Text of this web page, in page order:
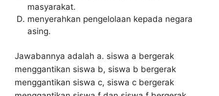
masyarakat.
menyerahkan pengelolaan kepada negara
asing.
Jawabannya adalah a. siswa a bergerak
menggantikan siswa b, siswa b bergerak
menggantikan siswa c, siswa c bergerak